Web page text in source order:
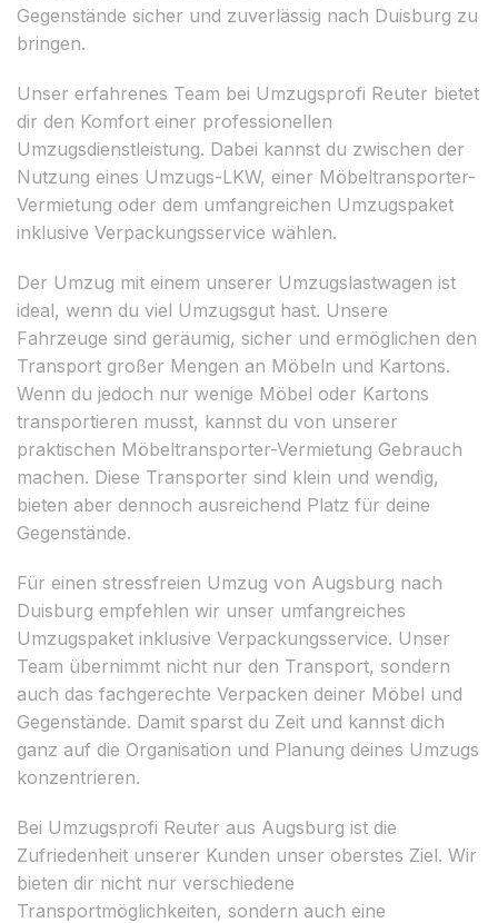
Gegenstände sicher und zuverlässig nach Duisburg zu
bringen.
Unser erfahrenes Team bei Umzugsprofi Reuter bietet
dir den Komfort einer professionellen
Umzugsdienstleistung. Dabei kannst du zwischen der
Nutzung eines Umzugs-LKW, einer Möbeltransporter-
Vermietung oder dem umfangreichen Umzugspaket
inklusive Verpackungsservice wählen.
Der Umzug mit einem unserer Umzugslastwagen ist
ideal, wenn du viel Umzugsgut hast. Unsere
Fahrzeuge sind geräumig, sicher und ermöglichen den
Transport großer Mengen an Möbeln und Kartons.
Wenn du jedoch nur wenige Möbel oder Kartons
transportieren musst, kannst du von unserer
praktischen Möbeltransporter-Vermietung Gebrauch
machen. Diese Transporter sind klein und wendig,
bieten aber dennoch ausreichend Platz für deine
Gegenstände.
Für einen stressfreien Umzug von Augsburg nach
Duisburg empfehlen wir unser umfangreiches
Umzugspaket inklusive Verpackungsservice. Unser
Team übernimmt nicht nur den Transport, sondern
auch das fachgerechte Verpacken deiner Möbel und
Gegenstände. Damit sparst du Zeit und kannst dich
ganz auf die Organisation und Planung deines Umzugs
konzentrieren.
Bei Umzugsprofi Reuter aus Augsburg ist die
Zufriedenheit unserer Kunden unser oberstes Ziel. Wir
bieten dir nicht nur verschiedene
Transportmöglichkeiten, sondern auch eine